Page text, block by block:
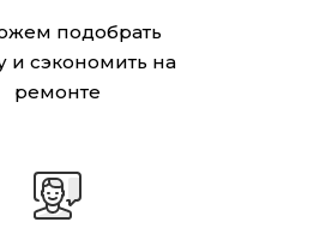
подобрать
и сэкономить на
ремонте